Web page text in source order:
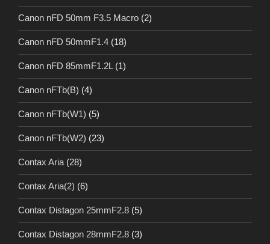
Canon nFD 50mm F3.5 Macro (2)
Canon nFD 50mmF1.4 (18)
Canon nFD 85mmF1.2L (1)
Canon nFTb(B) (4)
Canon nFTb(W1) (5)
Canon nFTb(W2) (23)
Contax Aria (28)
Contax Aria(2) (6)
Contax Distagon 25mmF2.8 (5)
Contax Distagon 28mmF2.8 (3)